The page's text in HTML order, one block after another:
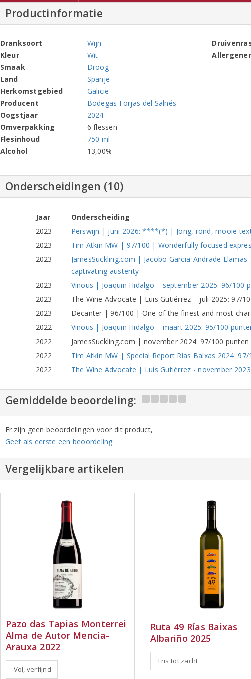
Productinformatie
Dranksoort
Wijn
Kleur
Wit
Smaak
Droog
Land
Spanje
Herkomstgebied
Galicië
Producent
Bodegas Forjas del Salnés
Oogstjaar
2024
Omverpakking
6 flessen
Flesinhoud
750 ml
Alcohol
13,00%
Onderscheidingen (10)
Jaar
Onderscheiding
2023
Perswijn | juni 2026: ****(*) | Jong, rond, mooie
2023
Tim Atkin MW | 97/100 | Wonderfully focused
2023
JamesSuckling.com | Jacobo Garcia-Andrade
captivating austerity
2023
Vinous | Joaquin Hidalgo – september 2025: 96/100
2023
The Wine Advocate | Luis Gutiérrez – juli 2025: 97/
2023
Decanter | 96/100 | One of the finest and most
2022
Vinous | Joaquin Hidalgo – maart 2025: 95/100
2022
JamesSuckling.com | november 2024: 97/100
2022
Tim Atkin MW | Special Report Rias Baixas 2024:
2022
The Wine Advocate | Luis Gutiérrez - november
Gemiddelde beoordeling:
Er zijn geen beoordelingen voor dit product,
Geef als eerste een beoordeling
Vergelijkbare artikelen
Pazo das Tapias Monterrei
Alma de Autor Mencía-
Arauxa 2022
Vol, verfijnd
Ruta 49 Rías Baixas
Albariño 2025
Fris tot zacht